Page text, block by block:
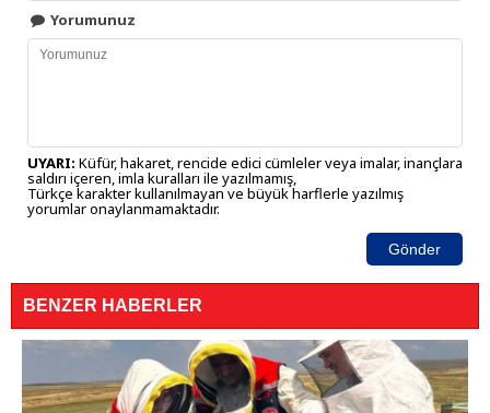
Yorumunuz
UYARI: Küfür, hakaret, rencide edici cümleler veya imalar, inançlara
saldırı içeren, imla kuralları ile yazılmamış,
Türkçe karakter kullanılmayan ve büyük harflerle yazılmış
yorumlar onaylanmamaktadır.
Gönder
BENZER HABERLER